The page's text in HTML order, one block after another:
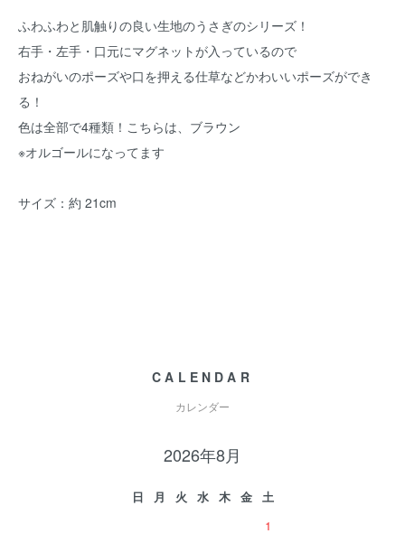
ふわふわと肌触りの良い生地のうさぎのシリーズ！
右手・左手・口元にマグネットが入っているので
おねがいのポーズや口を押える仕草などかわいいポーズができ
る！
色は全部で4種類！こちらは、ブラウン
※オルゴールになってます
サイズ：約 21cm
CALENDAR
カレンダー
2026年8月
日 月 火 水 木 金
土
1